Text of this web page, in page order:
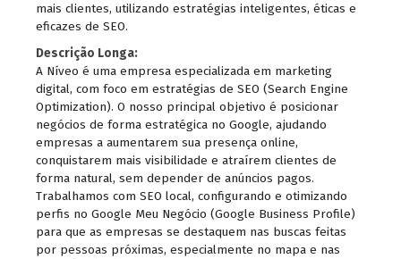
mais clientes, utilizando estratégias inteligentes, éticas e
eficazes de SEO.
Descrição Longa:
A Níveo é uma empresa especializada em marketing
digital, com foco em estratégias de SEO (Search Engine
Optimization). O nosso principal objetivo é posicionar
negócios de forma estratégica no Google, ajudando
empresas a aumentarem sua presença online,
conquistarem mais visibilidade e atraírem clientes de
forma natural, sem depender de anúncios pagos.
Trabalhamos com SEO local, configurando e otimizando
perfis no Google Meu Negócio (Google Business Profile)
para que as empresas se destaquem nas buscas feitas
por pessoas próximas, especialmente no mapa e nas